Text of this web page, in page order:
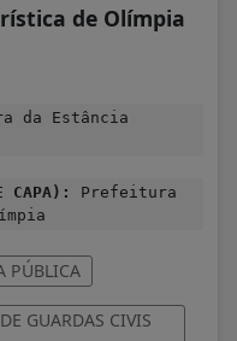
de Olímpia
da Estância
CAPA):
Prefeitura
PÚBLICA
GUARDAS CIVIS